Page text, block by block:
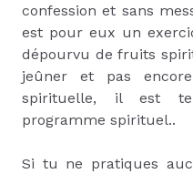
confession et sans
est pour eux un
dépourvu de fruits
jeûner et pas
spirituelle, il est
programme spirituel..
Si tu ne pratiques